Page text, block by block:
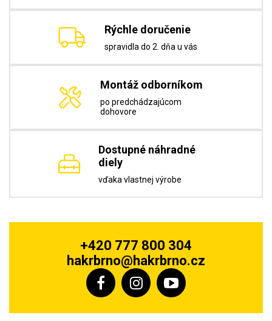
Rýchle doručenie
spravidla do 2. dňa u vás
Montáž odborníkom
po predchádzajúcom
dohovore
Dostupné náhradné
diely
vďaka vlastnej výrobe
+420 777 800 304
hakrbrno@hakrbrno.cz